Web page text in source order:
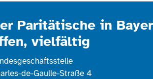
Paritätische in
vielfältig
de-Gaulle-Straße 4